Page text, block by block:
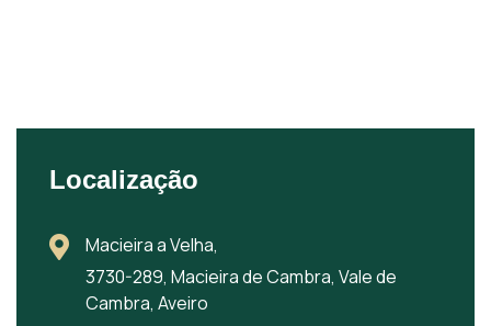
Localização
Macieira a Velha,
3730-289, Macieira de Cambra, Vale de
Cambra, Aveiro